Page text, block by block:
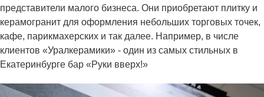
представители малого бизнеса. Они приобретают плитку и
керамогранит для оформления небольших торговых точек,
кафе, парикмахерских и так далее. Например, в числе
клиентов «Уралкерамики» - один из самых стильных в
Екатеринбурге бар «Руки вверх!»